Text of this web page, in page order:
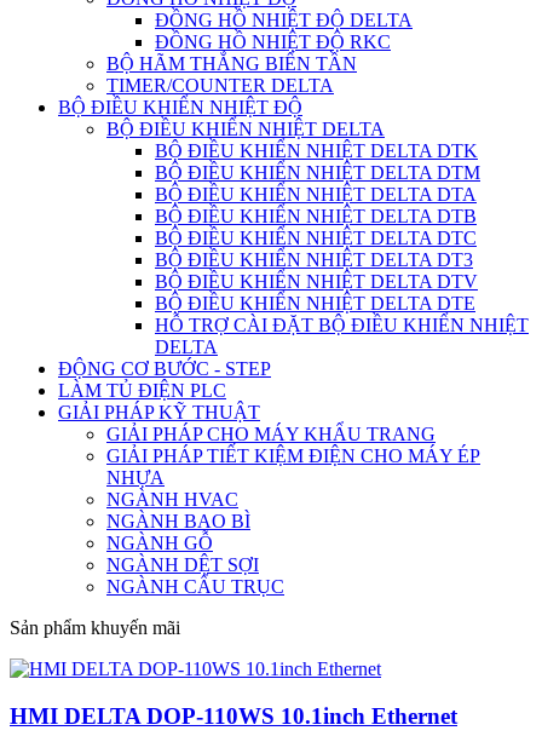
ĐỒNG HỒ NHIỆT ĐỘ DELTA
ĐỒNG HỒ NHIỆT ĐỘ RKC
BỘ HÃM THẮNG BIẾN TẦN
TIMER/COUNTER DELTA
BỘ ĐIỀU KHIỂN NHIỆT ĐỘ
BỘ ĐIỀU KHIỂN NHIỆT DELTA
BỘ ĐIỀU KHIỂN NHIỆT DELTA DTK
BỘ ĐIỀU KHIỂN NHIỆT DELTA DTM
BỘ ĐIỀU KHIỂN NHIỆT DELTA DTA
BỘ ĐIỀU KHIỂN NHIỆT DELTA DTB
BỘ ĐIỀU KHIỂN NHIỆT DELTA DTC
BỘ ĐIỀU KHIỂN NHIỆT DELTA DT3
BỘ ĐIỀU KHIỂN NHIỆT DELTA DTV
BỘ ĐIỀU KHIỂN NHIỆT DELTA DTE
HỖ TRỢ CÀI ĐẶT BỘ ĐIỀU KHIỂN NHIỆT
DELTA
ĐỘNG CƠ BƯỚC - STEP
LÀM TỦ ĐIỆN PLC
GIẢI PHÁP KỸ THUẬT
GIẢI PHÁP CHO MÁY KHẨU TRANG
GIẢI PHÁP TIẾT KIỆM ĐIỆN CHO MÁY ÉP
NHỰA
NGÀNH HVAC
NGÀNH BAO BÌ
NGÀNH GỖ
NGÀNH DỆT SỢI
NGÀNH CẨU TRỤC
Sản phẩm khuyến mãi
HMI DELTA DOP-110WS 10.1inch Ethernet